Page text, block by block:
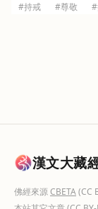
#持戒 #尊敬 #
漢文大藏
佛經來源CBETA(CC